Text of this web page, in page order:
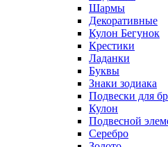
Шармы
Декоративные
Кулон Бегунок
Крестики
Ладанки
Буквы
Знаки зодиака
Подвески для
Кулон
Подвесной
Серебро